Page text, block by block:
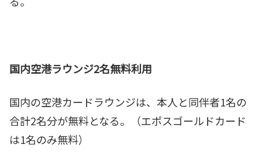
国内空港ラウンジ2名無料利用
国内の空港カードラウンジは、本人と同伴者1名の
合計2名分が無料となる。（エポスゴールドカード
は1名のみ無料）